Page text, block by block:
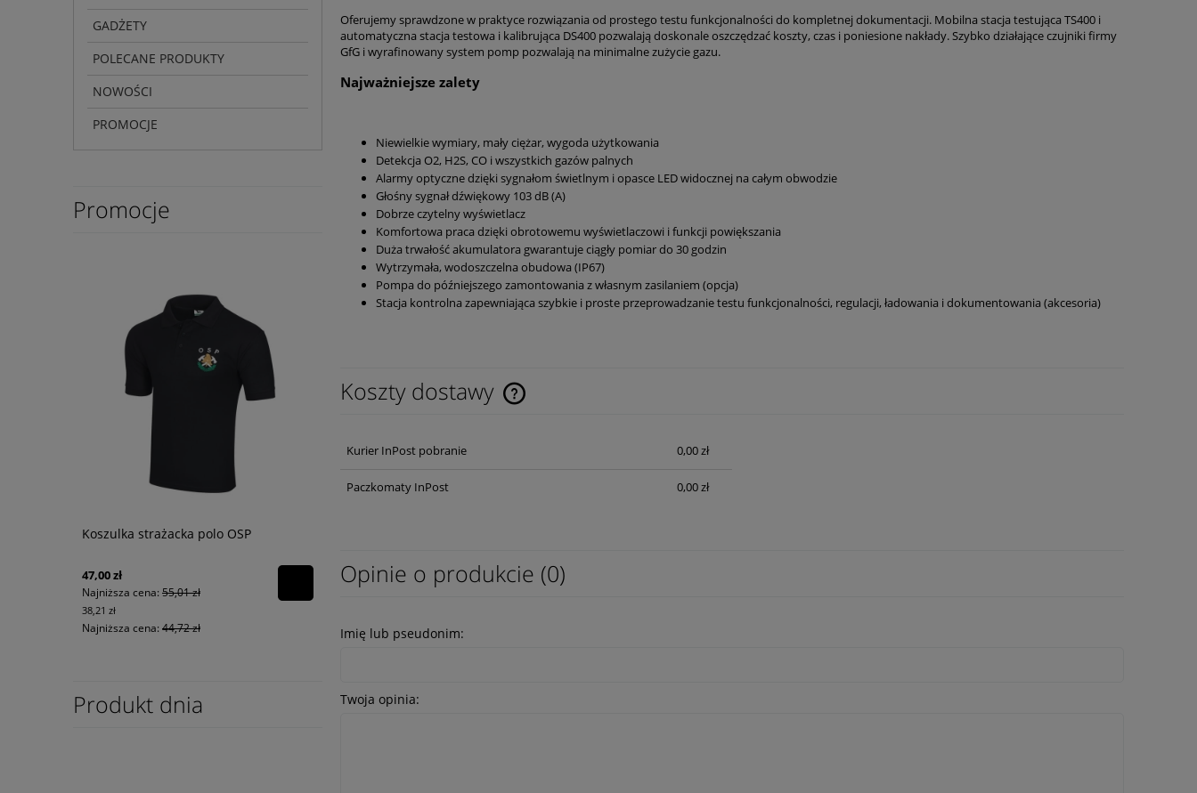
GADŻETY
POLECANE PRODUKTY
NOWOŚCI
PROMOCJE
Promocje
Koszulka strażacka polo OSP
47,00 zł
Najniższa cena: 55,01 zł
38,21 zł
Najniższa cena: 44,72 zł
Produkt dnia
Oferujemy sprawdzone w praktyce rozwiązania od prostego testu funkcjonalności do kompletnej dokumentacji. Mobilna stacja testująca TS400 i
automatyczna stacja testowa i kalibrująca DS400 pozwalają doskonale oszczędzać koszty, czas i poniesione nakłady. Szybko działające czujniki firmy
GfG i wyrafinowany system pomp pozwalają na minimalne zużycie gazu.
Najważniejsze zalety
Niewielkie wymiary, mały ciężar, wygoda użytkowania
Detekcja O2, H2S, CO i wszystkich gazów palnych
Alarmy optyczne dzięki sygnałom świetlnym i opasce LED widocznej na całym obwodzie
Głośny sygnał dźwiękowy 103 dB (A)
Dobrze czytelny wyświetlacz
Komfortowa praca dzięki obrotowemu wyświetlaczowi i funkcji powiększania
Duża trwałość akumulatora gwarantuje ciągły pomiar do 30 godzin
Wytrzymała, wodoszczelna obudowa (IP67)
Pompa do późniejszego zamontowania z własnym zasilaniem (opcja)
Stacja kontrolna zapewniająca szybkie i proste przeprowadzanie testu funkcjonalności, regulacji, ładowania i dokumentowania (akcesoria)
Koszty dostawy
Kurier InPost pobranie 0,00 zł
Paczkomaty InPost 0,00 zł
Opinie o produkcie (0)
Imię lub pseudonim:
Twoja opinia: